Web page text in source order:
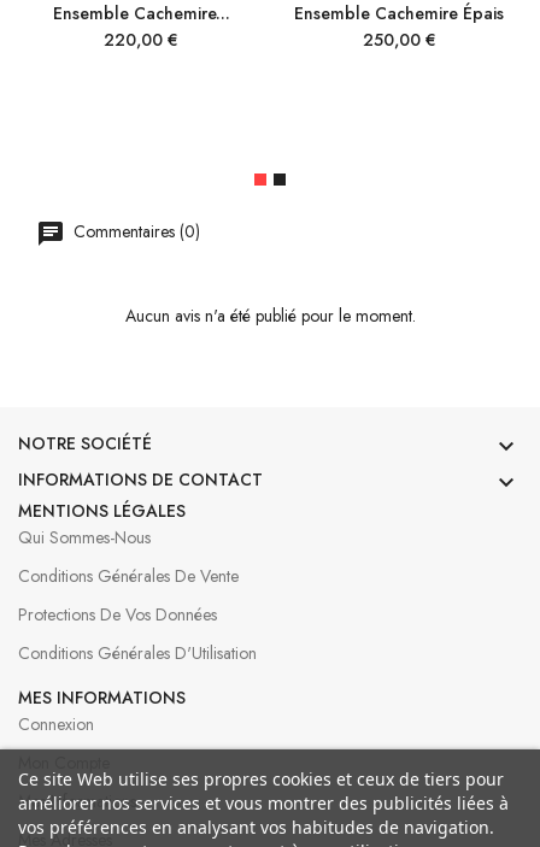
Ensemble Cachemire...
Prix
220,00 €
Ensemble Cachemire Épais
Prix
250,00 €
Commentaires (0)
Aucun avis n'a été publié pour le moment.
NOTRE SOCIÉTÉ 
INFORMATIONS DE CONTACT 
MENTIONS LÉGALES
Qui Sommes-Nous
Conditions Générales De Vente
Protections De Vos Données
Conditions Générales D'Utilisation
MES INFORMATIONS
Connexion
Mes Informations
Mes Adresses
Ce site Web utilise ses propres cookies et ceux de tiers pour
améliorer nos services et vous montrer des publicités liées à
vos préférences en analysant vos habitudes de navigation.